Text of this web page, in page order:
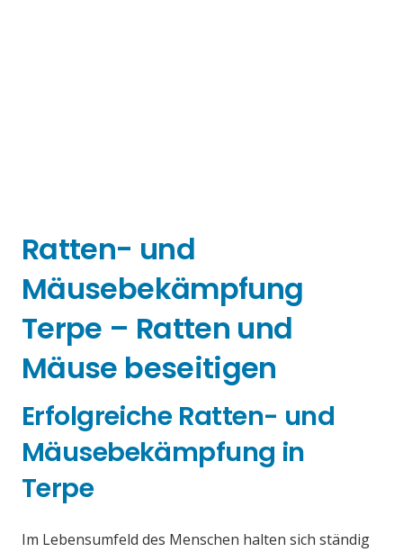
Ratten- und
Mäusebekämpfung
Terpe – Ratten und
Mäuse beseitigen
Erfolgreiche Ratten- und
Mäusebekämpfung in
Terpe
Im Lebensumfeld des Menschen halten sich ständig